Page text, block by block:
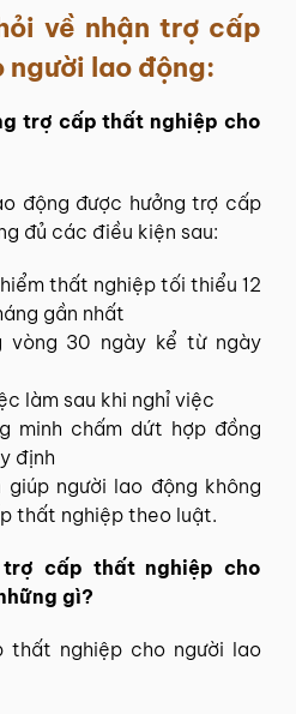
về nhận trợ cấp
lao động:
trợ cấp thất nghiệp cho
động được hưởng trợ cấp
đủ các điều kiện sau:
thất nghiệp tối thiểu 12
gần nhất
vòng 30 ngày kể từ ngày
làm sau khi nghỉ việc
minh chấm dứt hợp đồng
định
người lao động không
thất nghiệp theo luật.
cấp thất nghiệp cho
gì?
nghiệp cho người lao